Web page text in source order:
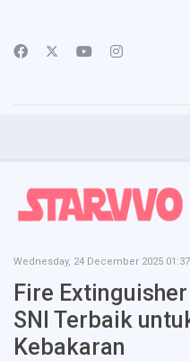
Wednesday, 24 December 2025 01:37
Fire
SNI Terbaik
Kebakaran